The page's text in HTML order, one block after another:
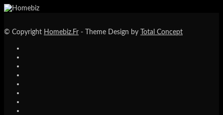
© Copyright Homebiz.Fr - Theme Design by Total Concept